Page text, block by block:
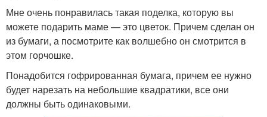
Мне очень понравилась такая поделка, которую вы
можете подарить маме — это цветок. Причем сделан он
из бумаги, а посмотрите как волшебно он смотрится в
этом горчошке.
Понадобится гофрированная бумага, причем ее нужно
будет нарезать на небольшие квадратики, все они
должны быть одинаковыми.